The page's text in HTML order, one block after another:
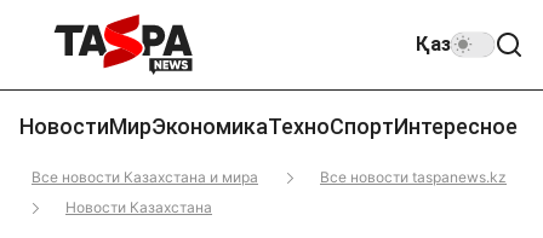
Қаз
НовостиМирЭкономикаТехноСпортИнтересное
Все новости Казахстана и мира
Все новости taspanews.kz
Новости Казахстана